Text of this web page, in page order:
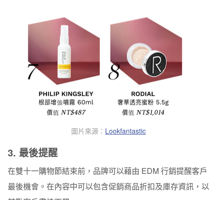
圖片來源： Lookfantastic
3. 最後提醒
在雙十一購物節結束前，品牌可以藉由 EDM 行銷提醒客戶
最後機會 。在內容中可以包含促銷商品折扣及庫存資訊，以